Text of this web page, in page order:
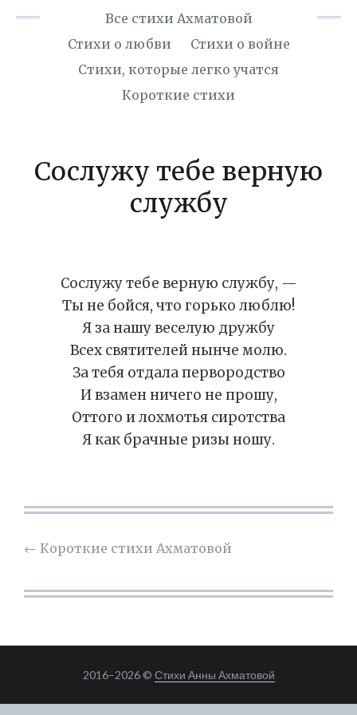
Все стихи Ахматовой
Стихи о любви
Стихи о войне
Cтихи, которые легко учатся
Короткие стихи
Сослужу тебе верную
службу
Сослужу тебе верную службу, —
Ты не бойся, что горько люблю!
Я за нашу веселую дружбу
Всех святителей нынче молю.
За тебя отдала первородство
И взамен ничего не прошу,
Оттого и лохмотья сиротства
Я как брачные ризы ношу.
← Короткие стихи Ахматовой
2016–2026 © Стихи Анны Ахматовой